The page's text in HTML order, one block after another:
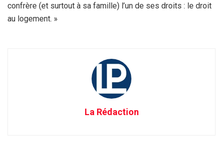
confrère (et surtout à sa famille) l’un de ses droits : le droit
au logement. »
La Rédaction